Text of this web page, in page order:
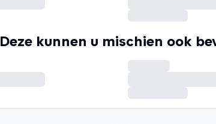
Deze kunnen u mischien ook